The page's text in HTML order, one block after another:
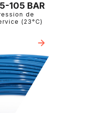
105 BAR
de
(23°C)